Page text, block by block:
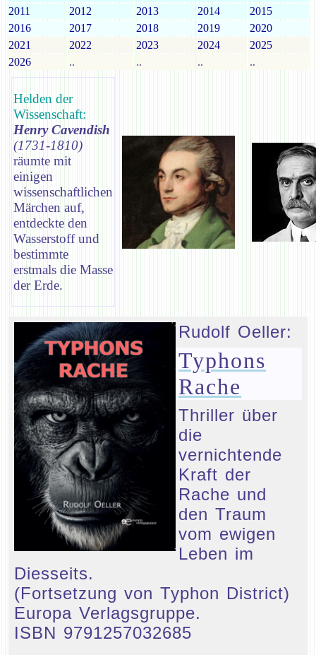
2011 2012 2013 2014
2015
2016
2017 2018 2019
2020
2021
2022 2023 2024
2025
2026
.. .. .. ..
Helden der
Wissenschaft:
Henry Cavendish
(1731-1810)
räumte mit
einigen
wissenschaftlichen
Märchen auf,
entdeckte den
Wasserstoff und
bestimmte
erstmals die Masse
der Erde.
Rudolf Oeller:
Typhons
Rache
Thriller über
die
vernichtende
Kraft der
Rache und
den Traum
vom ewigen
Leben im
Diesseits.
(Fortsetzung von Typhon District)
Europa Verlagsgruppe.
ISBN 9791257032685